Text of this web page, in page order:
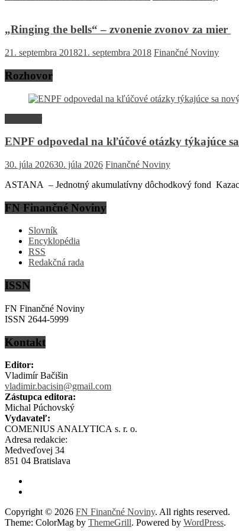
„Ringing the bells“ – zvonenie zvonov za mier
21. septembra 201821. septembra 2018 Finančné Noviny
Rozhovor
ENPF odpovedal na kľúčové otázky týkajúce
30. júla 202630. júla 2026 Finančné Noviny
ASTANA – Jednotný akumulatívny dôchodkový fond
FN Finančné Noviny
Slovník
Encyklopédia
RSS
Redakčná rada
ISSN
FN Finančné Noviny
ISSN 2644-5999
Kontakt
Editor:
Vladimír Bačišin
vladimir.bacisin@gmail.com
Zástupca editora:
Michal Púchovský
Vydavateľ:
COMENIUS ANALYTICA s. r. o.
Adresa redakcie:
Medveďovej 34
851 04 Bratislava
Copyright © 2026 FN Finančné Noviny. All rights reserved.
Theme: ColorMag by ThemeGrill. Powered by WordPress.